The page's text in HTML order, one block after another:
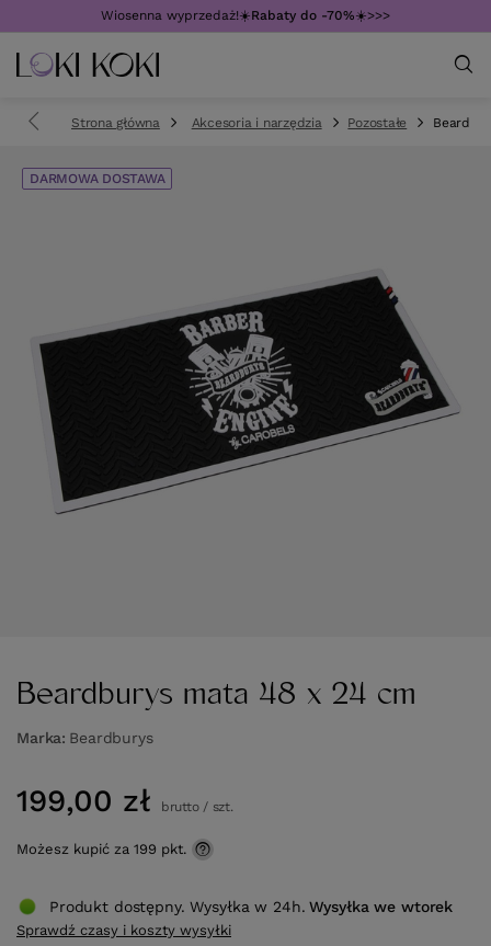
Wiosenna wyprzedaż!☀️Rabaty do -70%☀️>>>
Strona główna Akcesoria i narzędzia Pozostałe
DARMOWA DOSTAWA
Beardburys mata 48 x 24 cm
Marka Beardburys
199,00 zł brutto/ szt.
Możesz kupić za 199 pkt.
Produkt dostępny. Wysyłka w 24h. Wysyłkawe wtorek
Sprawdź czasy i koszty wysyłki